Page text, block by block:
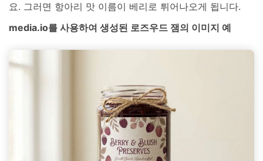
요. 그러면 항아리 맛 이름이 베리로 튀어나오게 됩니다.
media.io를 사용하여 생성된 로즈우드 잼의 이미지 예